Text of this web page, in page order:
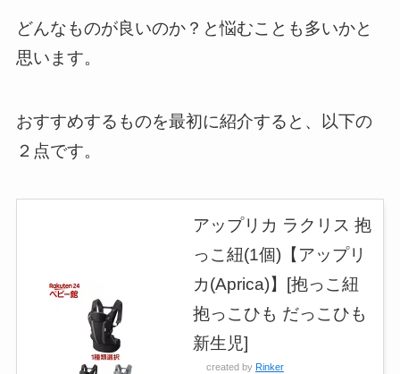
どんなものが良いのか？と悩むことも多いかと
思います。
おすすめするものを最初に紹介すると、以下の
２点です。
アップリカ ラクリス 抱
っこ紐(1個)【アップリ
カ(Aprica)】[抱っこ紐
抱っこひも だっこひも
新生児]
created by Rinker